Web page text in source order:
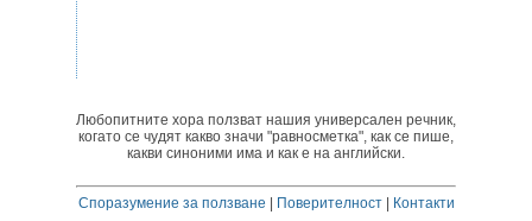
Любопитните хора ползват нашия универсален речник,
когато се чудят какво значи "равносметка", как се пише,
какви синоними има и как е на английски.
Споразумение за ползване Поверителност| Контакти